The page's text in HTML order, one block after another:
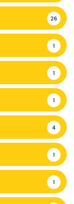
26
1
1
1
4
1
1